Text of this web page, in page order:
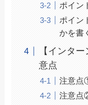
ポイン
ポイン
かを書
【インタ
意点
注意点
注意点